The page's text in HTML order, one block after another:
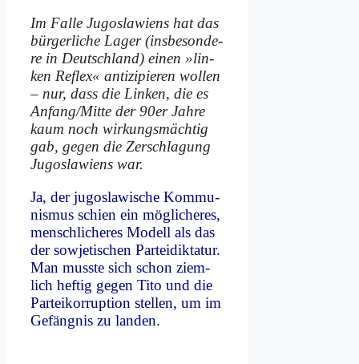
Im Fal­le Ju­go­sla­wi­ens hat das
bür­ger­li­che La­ger (ins­be­son­de­
re in Deutsch­land) ei­nen »lin­
ken Re­flex« an­ti­zi­pie­ren wol­len
– nur, dass die Lin­ken, die es
Anfang/Mitte der 90er Jah­re
kaum noch wir­kungs­mäch­tig
gab, ge­gen die Zer­schla­gung
Ju­go­sla­wi­ens war.
Ja, der ju­go­sla­wi­sche Kom­mu­
nis­mus schien ein mög­li­che­res,
mensch­li­che­res Mo­dell als das
der so­wje­ti­schen Par­tei­dik­ta­tur.
Man muss­te sich schon ziem­
lich hef­tig ge­gen Ti­to und die
Par­tei­kor­rup­ti­on stel­len, um im
Ge­fäng­nis zu lan­den.